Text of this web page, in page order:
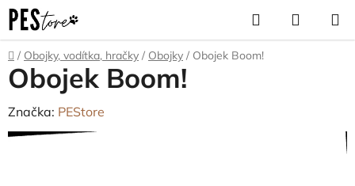
Přejít
na
obsah
Hledat
KOŠÍK
Domů
/ Obojky, vodítka, hračky / Obojky / Obojek Boom!
Obojek Boom!
Značka: PEStore